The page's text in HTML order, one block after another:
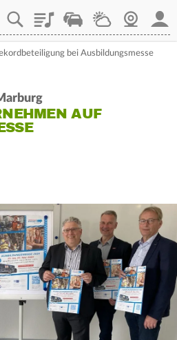
PlaylistStaupilotWetterWebcam
bei Ausbildungsmesse
AUF